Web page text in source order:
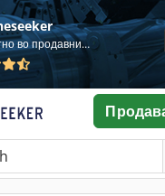
Бесплатно во продавница